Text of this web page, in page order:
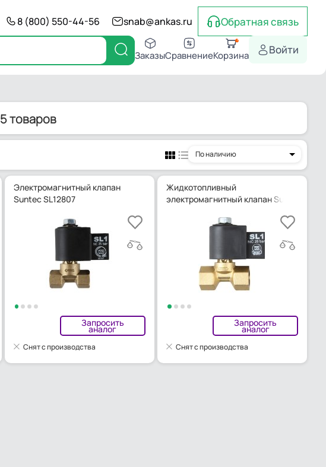
8 (800) 550-44-56 snab@ankas.ru Обратная связь
ЗаказыСравнениеКорзина Войти
5 товаров
По наличию
Электромагнитный клапан
Suntec SL12807
Запросить
аналог
Снят с производства
Жидкотопливный
электромагнитный клапан Suntec
Запросить
аналог
Снят с производства